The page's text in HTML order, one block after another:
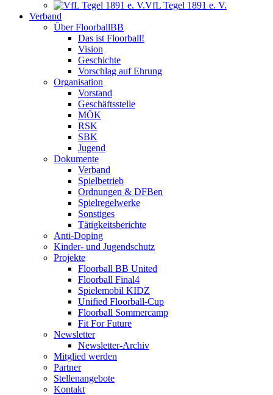
VfL Tegel 1891 e. V.
Verband
Über FloorballBB
Das ist Floorball!
Vision
Geschichte
Vorschlag auf Ehrung
Organisation
Vorstand
Geschäftsstelle
MÖK
RSK
SBK
Jugend
Dokumente
Verband
Spielbetrieb
Ordnungen & DFBen
Spielregelwerke
Sonstiges
Tätigkeitsberichte
Anti-Doping
Kinder- und Jugendschutz
Projekte
Floorball BB United
Floorball Final4
Spielemobil KIDZ
Unified Floorball-Cup
Floorball Sommercamp
Fit For Future
Newsletter
Newsletter-Archiv
Mitglied werden
Partner
Stellenangebote
Kontakt